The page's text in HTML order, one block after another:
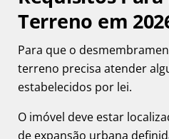
Terreno em
Para que o
terreno precisa atender
estabelecidos por lei.
O imóvel deve estar
de expansão urbana